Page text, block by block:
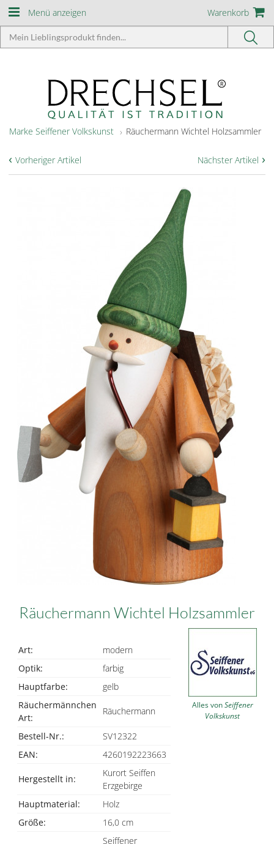
Menü anzeigen Warenkorb
Marke Seiffener Volkskunst Räuchermann Wichtel Holzsammler
Nächster Artikel ›
‹ Vorheriger Artikel
Räuchermann Wichtel Holzsammler
Art:
modern
Optik:
farbig
Hauptfarbe:
gelb
Räuchermännchen
Art:
Räuchermann
Bestell-Nr.:
SV12322
EAN:
4260192223663
Hergestellt in:
Kurort Seiffen
Erzgebirge
Hauptmaterial:
Holz
Größe:
16,0 cm
Seiffener
Alles vonSeiffener
Volkskunst